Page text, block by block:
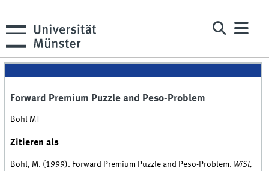
Forward Premium Puzzle and Peso-Problem
Bohl MT
Zitieren als
Bohl, M. (1999). Forward Premium Puzzle and Peso-Problem. WiSt,